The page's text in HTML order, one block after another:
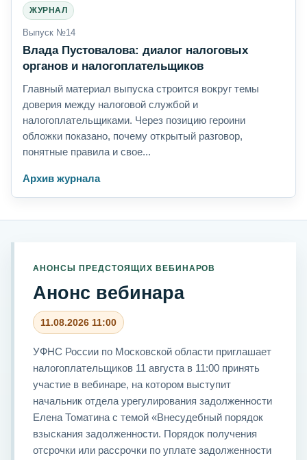
ЖУРНАЛ
Выпуск №14
Влада Пустовалова: диалог налоговых
органов и налогоплательщиков
Главный материал выпуска строится вокруг темы
доверия между налоговой службой и
налогоплательщиками. Через позицию героини
обложки показано, почему открытый разговор,
понятные правила и свое...
Архив журнала
АНОНСЫ ПРЕДСТОЯЩИХ ВЕБИНАРОВ
Анонс вебинара
11.08.2026 11:00
УФНС России по Московской области приглашает
налогоплательщиков 11 августа в 11:00 принять
участие в вебинаре, на котором выступит
начальник отдела урегулирования задолженности
Елена Томатина с темой «Внесудебный порядок
взыскания задолженности. Порядок получения
отсрочки или рассрочки по уплате задолженности